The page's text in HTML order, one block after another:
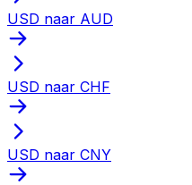
USD naar AUD
USD naar CHF
USD naar CNY